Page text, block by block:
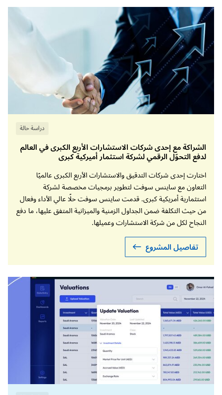
الكشف التلقائي عن الأنشطة غير المتوافقة بناءً
على قواعد محددة.
إرسال إشعارات تلقائية إلى فِرق الامتثال عند رصد
أي انتهاكات.
ميزات متقدمة:
تحليلات ذكية لسلوك المستخدمين والكيانات (UEBA)
للكشف الفوري عن الاحتيال في الاستثمار، بما في ذلك
الاحتيال الداخلي، والاختلاس، ومخططات بونزي (Ponzi
Schemes) الاحتيالية، وأنشطة التلاعب عبر التداول
المكثف غير المشروع.
تجزئة بيانات الاستثمار، وتوقيعها زمنيًا، وتسجيلها
في دفتر أستاذ غير قابل للتعديل قائم على تقنية
البلوك التشين.
دراسة حالة
الشراكة مع إحدى شركات الاستشارات الأربع الكبرى في العالم
لدفع التحوّل الرقمي لشركة استثمار أميركية كبرى
اختارت إحدى شركات التدقيق والاستشارات الأربع الكبرى عالميًا
التعاون مع ساينس سوفت لتطوير برمجيات مخصصة لشركة
استثمارية أمريكية كبرى. قدمت ساينس سوفت حلًا عالي الأداء وفعال
من حيث التكلفة ضمن الجداول الزمنية والميزانية المتفق عليها، ما دفع
النجاح لكل من شركة الاستشارات وعميلها.
تفاصيل المشروع